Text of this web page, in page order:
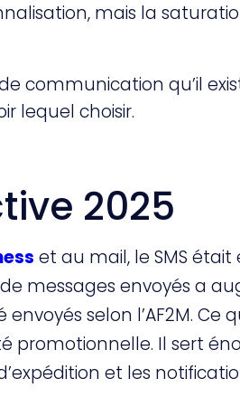
mais la
communication qu’il
lequel choisir.
2025
et au mail, le SMS
messages envoyés a
selon l’AF2M. Ce
promotionnelle. Il sert
et les